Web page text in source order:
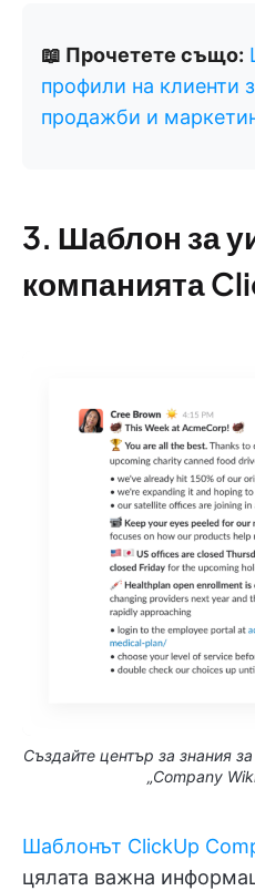
📖 Прочетете също:
профили на клиенти
продажби и
3. Шаблон за
компанията
Създайте център за знания
„Company
Шаблонът ClickUp
цялата важна